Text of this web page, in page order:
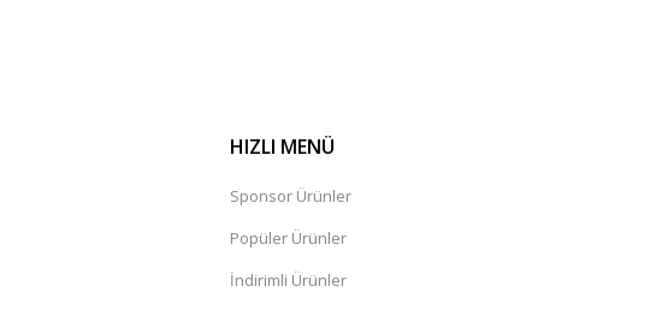
HIZLI MENÜ
Sponsor Ürünler
Popüler Ürünler
İndirimli Ürünler